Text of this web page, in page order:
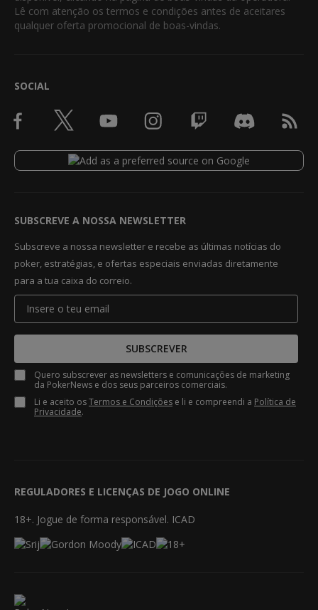
Lê com atenção os termos e condições antes de aceitares
qualquer oferta promocional de boas-vindas.
SOCIAL
SUBSCREVE A NOSSA NEWSLETTER
Subscreve a nossa newsletter e recebe as últimas notícias do
poker, estratégias, e ofertas especiais enviadas diretamente
para a tua caixa do correio.
SUBSCREVER
Quero subscrever as newsletters e comunicações de marketing
da PokerNews e dos seus parceiros comerciais.
Li e aceito osTermos e Condições e li e compreendi a Política de
Privacidade.
REGULADORES E LICENÇAS DE JOGO ONLINE
18+. Jogue de forma responsável. ICAD